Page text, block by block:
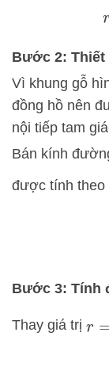
Bước 2: Thiết
Vì khung gỗ
đồng hồ nên
nội tiếp tam
Bán kính
được tính theo
Bước 3: Tính
Thay giá trị r=